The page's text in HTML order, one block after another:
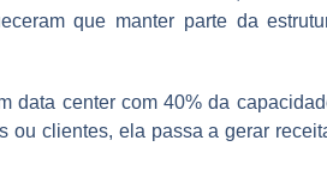
que manter parte da
data center com 40% da
ou clientes, ela passa a gerar